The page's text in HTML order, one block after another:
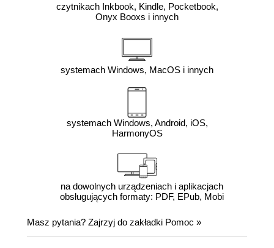
czytnikach Inkbook, Kindle, Pocketbook,
Onyx Booxs i innych
systemach Windows, MacOS i innych
systemach Windows, Android, iOS,
HarmonyOS
na dowolnych urządzeniach i aplikacjach
obsługujących formaty: PDF, EPub, Mobi
Masz pytania? Zajrzyj do zakładki Pomoc »